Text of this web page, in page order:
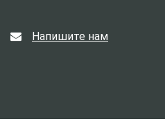
Напишите нам